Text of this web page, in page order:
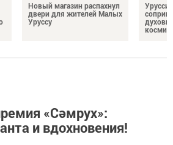
Новый магазин распахнул
двери для жителей Малых
Уруссу
«Сәмрух»:
и вдохновения!